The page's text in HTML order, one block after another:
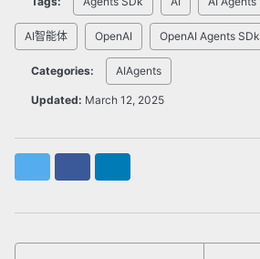
AI智能体 OpenAI OpenAI Agents SDk
Categories: AIAgents
Updated: March 12, 2025